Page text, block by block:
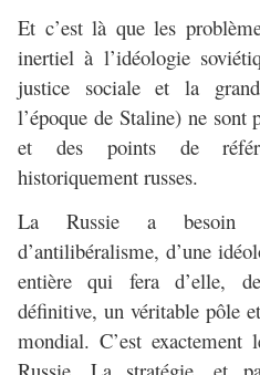
Et c’est là que les
inertiel à l’idéologie
justice sociale et la
l’époque de Staline) ne sont
et des points de
historiquement russes.
La Russie a besoin
d’antilibéralisme, d’une
entière qui fera d’elle,
définitive, un véritable pôle
mondial. C’est